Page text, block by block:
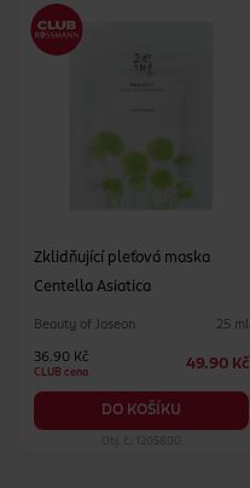
Zklidňující pleťová maska
Centella Asiatica
Beauty of Joseon 25 ml
36.90 Kč
CLUB cena
49.90 Kč
DO KOŠÍKU
Obj. č.: 1205800